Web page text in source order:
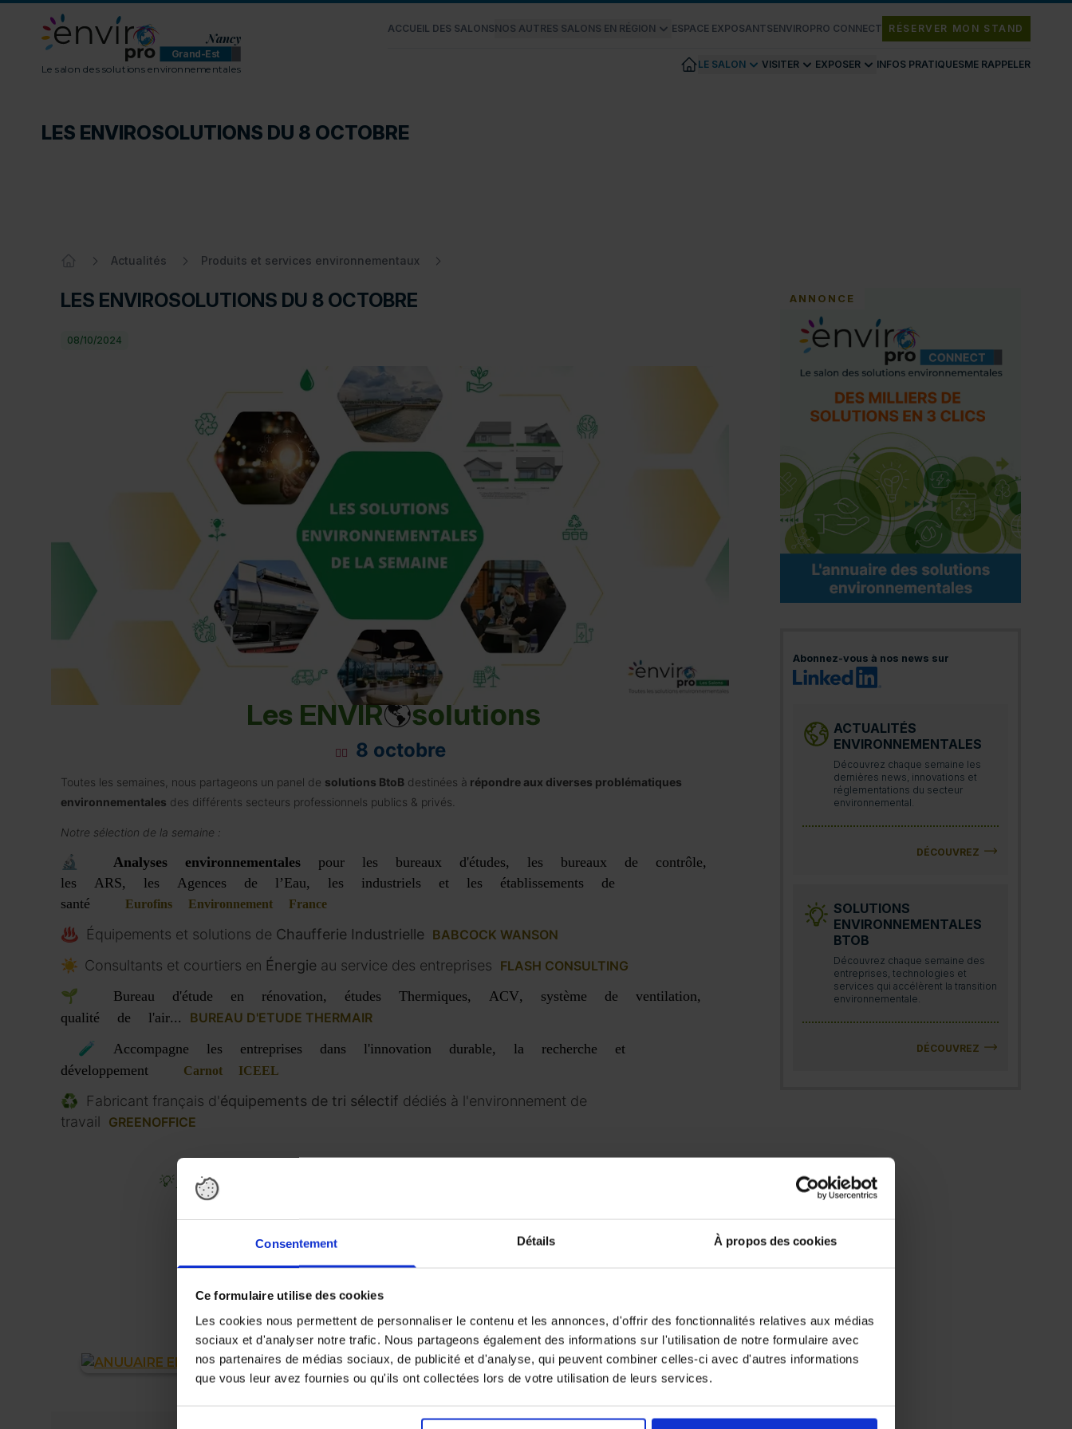
Consentement Détails À propos des cookies
Ce formulaire utilise des cookies
Les cookies nous permettent de personnaliser le contenu et les annonces, d'offrir des fonctionnalités relatives aux médias
sociaux et d'analyser notre trafic. Nous partageons également des informations sur l'utilisation de notre formulaire avec
nos partenaires de médias sociaux, de publicité et d'analyse, qui peuvent combiner celles-ci avec d'autres informations
que vous leur avez fournies ou qu'ils ont collectées lors de votre utilisation de leurs services.
ENVIROpro Grand-Est - Nancy
Nancy
Grand-Est
Le salon des solutions environnementales
ACCUEIL DES SALONSNOS AUTRES SALONS EN RÉGION ESPACE EXPOSANTSENVIROPRO CONNECT RÉSERVER MON STAND
LE SALON VISITER EXPOSER INFOS PRATIQUESME RAPPELER
LES ENVIROSOLUTIONS DU 8 OCTOBRE
LES ENVIROSOLUTIONS DU 8 OCTOBRE
Actualités Produits et services environnementaux
LES ENVIROSOLUTIONS DU 8 OCTOBRE
08/10/2024
Les ENVIR🌎solutions
👉🏼 8 octobre
Toutes les semaines , nous partageons un panel de solutions BtoB destinées à répondre aux diverses problématiques
environnementales des différents secteurs professionnels publics & privés.
Notre sélection de la semaine :
🔬 Analyses environnementales
pour les bureaux d'études, les bureaux de contrôle,
les ARS, les Agences de l’Eau, les industriels et les établissements de
santé Eurofins Environnement France
♨️ Équipements et solutions de Chaufferie Industrielle BABCOCK WANSON
☀️ Consultants et courtiers en Énergie au service des entreprises FLASH CONSULTING
🌱 Bureau d'étude en rénovation, études Thermiques, ACV, système de ventilation,
qualité de l'air... BUREAU D'ETUDE THERMAIR
🧪 Accompagne les entreprises dans l'innovation durable, la recherche et
développement
Carnot ICEEL
♻️ Fabricant français d'équipements de tri sélectif dédiés à l'environnement de
travail GREENOFFICE
💡 Retrouvez ces solutions (et beaucoup d'autres) sur ENVIROpro
ENVIROPRO NORD - DOUAI - 18 & 19 JUIN 2025
ENVIROPRO SUD-OUEST - TOULOUSE - 19 & 20 NOVEMBRE 2025
ANNONCE
Abonnez-vous à nos news sur
ACTUALITÉS
ENVIRONNEMENTALES
Découvrez chaque semaine les
dernières news, innovations et
réglementations du secteur
environnemental.
DÉCOUVREZ
SOLUTIONS
ENVIRONNEMENTALES
BTOB
Découvrez chaque semaine des
entreprises, technologies et
services qui accélèrent la transition
environnementale.
DÉCOUVREZ